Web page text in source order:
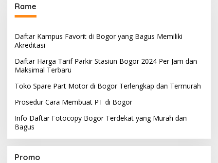
Rame
Daftar Kampus Favorit di Bogor yang Bagus Memiliki
Akreditasi
Daftar Harga Tarif Parkir Stasiun Bogor 2024 Per Jam dan
Maksimal Terbaru
Toko Spare Part Motor di Bogor Terlengkap dan Termurah
Prosedur Cara Membuat PT di Bogor
Info Daftar Fotocopy Bogor Terdekat yang Murah dan
Bagus
Promo